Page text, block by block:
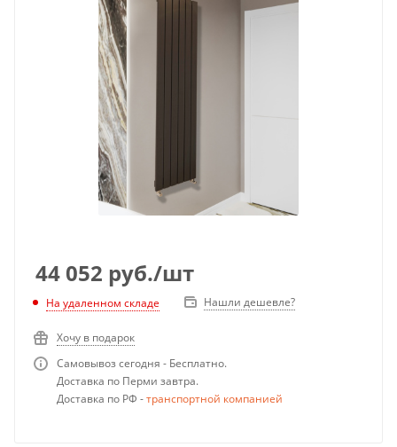
44 052 руб./шт
На удаленном складе Нашли дешевле?
Хочу в подарок
Самовывоз сегодня - Бесплатно.
Доставка по Перми завтра.
Доставка по РФ -транспортной компанией